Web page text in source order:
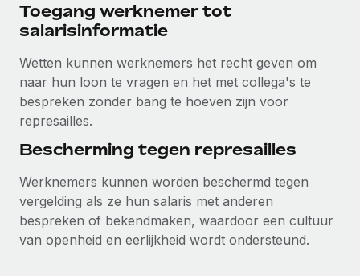
Toegang werknemer tot
salarisinformatie
Wetten kunnen werknemers het recht geven om
naar hun loon te vragen en het met collega's te
bespreken zonder bang te hoeven zijn voor
represailles.
Bescherming tegen represailles
Werknemers kunnen worden beschermd tegen
vergelding als ze hun salaris met anderen
bespreken of bekendmaken, waardoor een cultuur
van openheid en eerlijkheid wordt ondersteund.